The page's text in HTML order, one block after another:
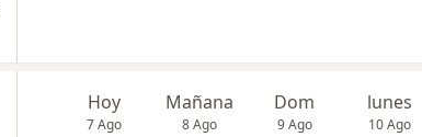
Hoy
7 Ago
Mañana
8 Ago
Dom
9 Ago
lunes
10 Ago